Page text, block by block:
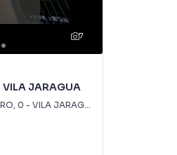
7
JARAGUA
, 0 - VILA JARAGUA